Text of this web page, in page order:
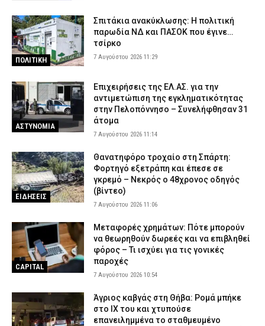
ΠΟΛΙΤΙΚΗ
Σπιτάκια ανακύκλωσης: Η πολιτική
παρωδία ΝΔ και ΠΑΣΟΚ που έγινε…
τσίρκο
7 Αυγούστου 2026 11:29
ΑΣΤΥΝΟΜΙΑ
Επιχειρήσεις της ΕΛ.ΑΣ. για την
αντιμετώπιση της εγκληματικότητας
στην Πελοπόννησο – Συνελήφθησαν 31
άτομα
7 Αυγούστου 2026 11:14
ΕΙΔΗΣΕΙΣ
Θανατηφόρο τροχαίο στη Σπάρτη:
Φορτηγό εξετράπη και έπεσε σε
γκρεμό – Νεκρός ο 48χρονος οδηγός
(βίντεο)
7 Αυγούστου 2026 11:06
CAPITAL
Μεταφορές χρημάτων: Πότε μπορούν
να θεωρηθούν δωρεές και να επιβληθεί
φόρος – Τι ισχύει για τις γονικές
παροχές
7 Αυγούστου 2026 10:54
Άγριος καβγάς στη Θήβα: Ρομά μπήκε
στο ΙΧ του και χτυπούσε
επανειλημμένα το σταθμευμένο